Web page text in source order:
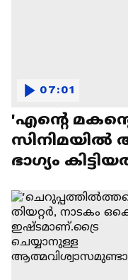
'എന്റെ
സിനിമയിൽ
ഭാഗ്യം
07:01